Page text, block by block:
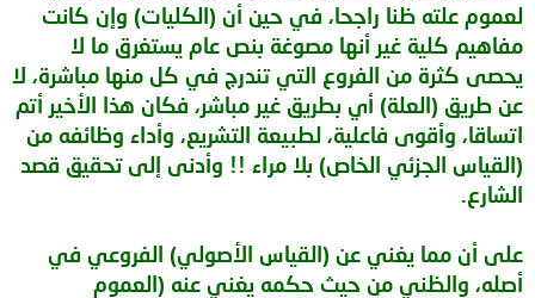
لعموم علته ظنا راجحا، في حين أن (الكليات) وإن كانت
مفاهيم كلية غير أنها مصوغة بنص عام يستغرق ما لا
يحصى كثرة من الفروع التي تندرج في كل منها مباشرة، لا
عن طريق (العلة) أي بطريق غير مباشر، فكان هذا الأخير أتم
اتساقا، وأقوى فاعلية، لطبيعة التشريع، وأداء وظائفه من
(القياس الجزئي الخاص) بلا مراء !! وأدنى إلى تحقيق قصد
الشارع.
على أن مما يغني عن (القياس الأصولي) الفروعي في
أصله، والظني من حيث حكمه يغني عنه (العموم